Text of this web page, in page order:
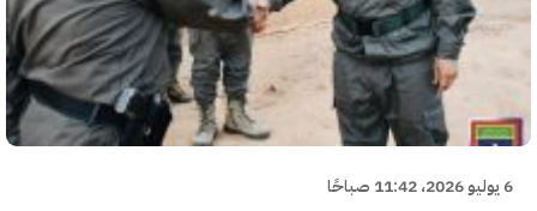
6 يوليو 2026، 11:42 صباحًا